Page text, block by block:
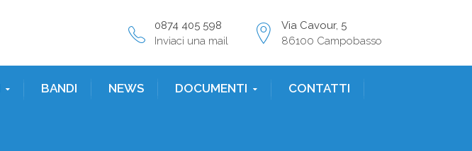
Via Cavour, 5
86100 Campobasso
0874 405 598
Inviaci una mail
BANDI NEWS DOCUMENTI CONTATTI